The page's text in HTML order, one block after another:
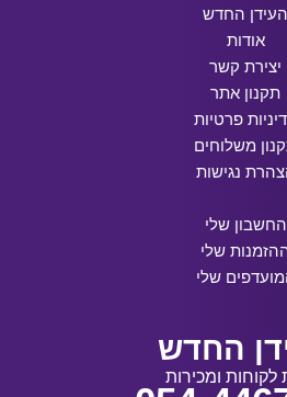
העידן החדש
אודות
יצירת קשר
תקנון אתר
פרטיות
משלוחים
נגישות
החשבון שלי
שלי
שלי
החדש
לקוחות ומכירות